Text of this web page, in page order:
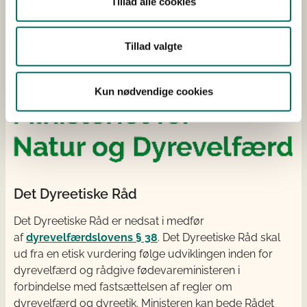
Tillad valgte
Kun nødvendige cookies
Det Dyreetiske Råd
Det Dyreetiske Råd er nedsat i medfør
afdyrevelfærdslovens § 38. Det Dyreetiske Råd skal
ud fra en etisk vurdering følge udviklingen inden for
dyrevelfærd og rådgive fødevareministeren i
forbindelse med fastsættelsen af regler om
dyrevelfærd og dyreetik. Ministeren kan bede Rådet